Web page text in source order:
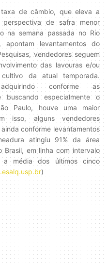
de câmbio, que eleva a
de safra menor
na semana passada no Rio
levantamentos do
vendedores seguem
das lavouras e/ou
da atual temporada.
conforme as
especialmente o
Paulo, houve uma maior
isso, alguns vendedores
conforme levantamentos
atingiu 91% da área
em linha com intervalo
média dos últimos cinco
)